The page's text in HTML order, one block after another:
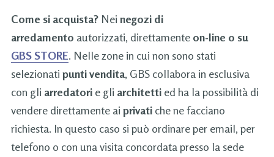
Come si acquista? Nei negozi di
arredamento autorizzati, direttamente on-line o su
GBS STORE. Nelle zone in cui non sono stati
selezionati punti vendita, GBS collabora in esclusiva
con gli arredatori e gli architetti ed ha la possibilità di
vendere direttamente ai privati che ne facciano
richiesta. In questo caso si può ordinare per email, per
telefono o con una visita concordata presso la sede